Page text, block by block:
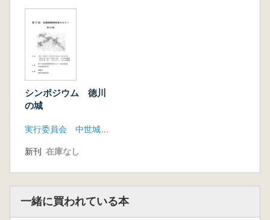
疑問 藤本 正行
城郭から考える丹波香良合戦 高橋 成計
いわゆる出枡形について : 毛利氏による尼子家
再興軍の鎮圧戦を中心に 寺井 毅
■ 報告
石間城(新潟県東蒲原郡阿賀町)の縄張 目黒 公司
下野佐野城(唐沢山城)研究の現状 米山 喬朗
茨城県・鹿嶋市の城郭縄張図 渡邉 敬
上関城 : 越後での馬出の事例 目黒 公司
シンポジウム 徳川
の城
実行委員会 中世城郭研究会
新刊 在庫なし
一緒に買われている本